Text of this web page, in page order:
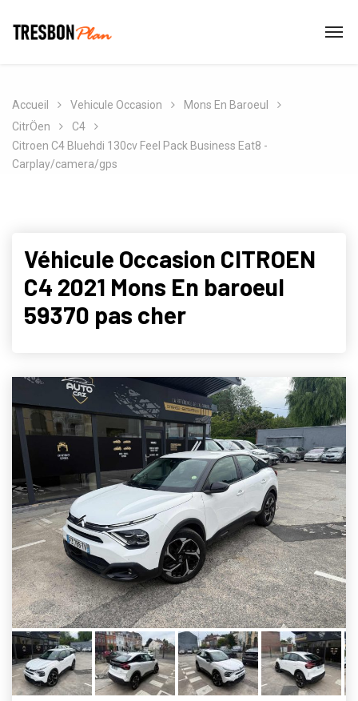
Accueil Vehicule Occasion
Mons En Baroeul
CitrÖen
C4
Citroen C4 Bluehdi 130cv Feel Pack Business Eat8 -
Carplay/camera/gps
Véhicule Occasion CITROEN
C4 2021 Mons En baroeul
59370 pas cher